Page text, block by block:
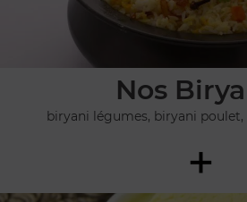
Nos
biryani légumes, biryani poulet,
+